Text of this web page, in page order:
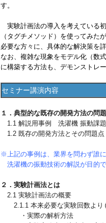
す。
実験計画法の導入を考えている
（タグチメソッド）を使ってみた
必要な方々に、具体的な解決策を
なお、複雑な現象をモデル化（数
に構築する方法も、デモンストレ
セミナー講演内容
１．典型的な既存の開発方法の問
1.1 解説用事例 洗濯機 振動課題
1.2 既存の開発方法とその問題点
※上記の事例は、業界を問わず誰
洗濯機の振動技術の解説が目的で
２．実験計画法とは
2.1 実験計画法の概要
2.1.1 本来必要な実験回数より
・実際の解析方法